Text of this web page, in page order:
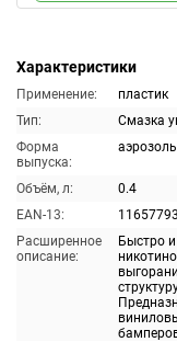
Характеристики
Применение:
пластик
Тип:
Смазка
Форма
выпуска:
аэрозоль
Объём, л:
0.4
EAN-13:
Расширенное
описание:
Быстро